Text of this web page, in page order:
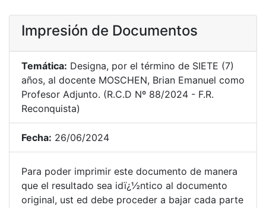
Impresión de Documentos
Temática: Designa, por el término de SIETE (7)
años, al docente MOSCHEN, Brian Emanuel como
Profesor Adjunto. (R.C.D Nº 88/2024 - F.R.
Reconquista)
Fecha: 26/06/2024
Para poder imprimir este documento de manera
que el resultado sea idï¿½ntico al documento
original, ust ed debe proceder a bajar cada parte